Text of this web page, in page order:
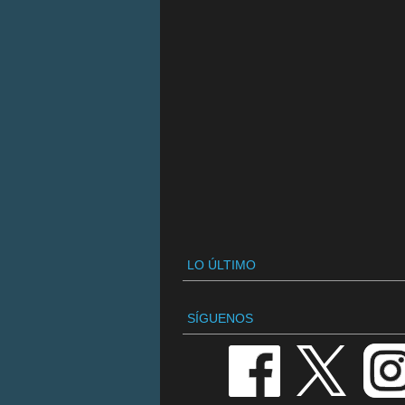
LO ÚLTIMO
SÍGUENOS